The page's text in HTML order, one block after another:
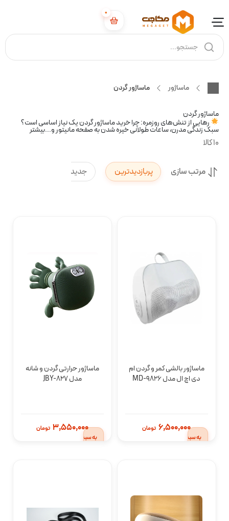
0
ماساژور ماساژور گردن
ماساژور گردن
رهایی از تنش‌های روزمره: چرا خرید ماساژور گردن یک نیاز اساسی است؟
سبک زندگی مدرن، ساعات طولانی خیره شدن به صفحه مانیتور و...بیشتر
10 کالا
مرتب سازی پربازدیدترین جدیدترین
ماساژور بالشی کمر و گردن ام
دی اچ ال مدل MD-9826
به سبد
6,500,000 تومان
ماساژور حرارتی گردن و شانه
مدل JBY-827
به سبد
3,550,000 تومان